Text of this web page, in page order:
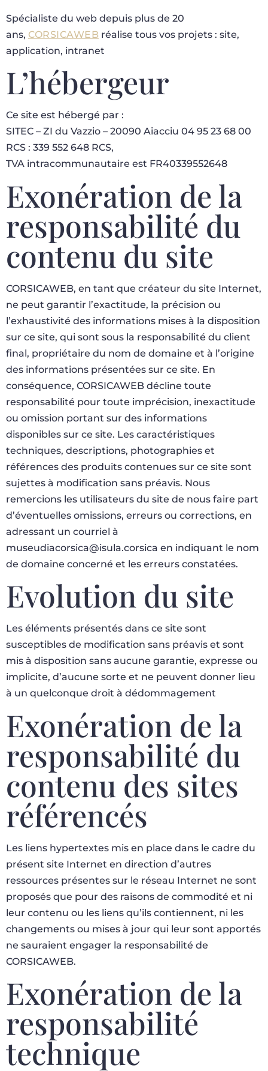
Spécialiste du web depuis plus de 20
ans, CORSICAWEB réalise tous vos projets : site,
application, intranet
L’hébergeur
Ce site est hébergé par :
SITEC – ZI du Vazzio – 20090 Aiacciu 04 95 23 68 00
RCS : 339 552 648 RCS,
TVA intracommunautaire est FR40339552648
Exonération de la
responsabilité du
contenu du site
CORSICAWEB, en tant que créateur du site Internet,
ne peut garantir l’exactitude, la précision ou
l’exhaustivité des informations mises à la disposition
sur ce site, qui sont sous la responsabilité du client
final, propriétaire du nom de domaine et à l’origine
des informations présentées sur ce site. En
conséquence, CORSICAWEB décline toute
responsabilité pour toute imprécision, inexactitude
ou omission portant sur des informations
disponibles sur ce site. Les caractéristiques
techniques, descriptions, photographies et
références des produits contenues sur ce site sont
sujettes à modification sans préavis. Nous
remercions les utilisateurs du site de nous faire part
d’éventuelles omissions, erreurs ou corrections, en
adressant un courriel à
museudiacorsica@isula.corsica en indiquant le nom
de domaine concerné et les erreurs constatées.
Evolution du site
Les éléments présentés dans ce site sont
susceptibles de modification sans préavis et sont
mis à disposition sans aucune garantie, expresse ou
implicite, d’aucune sorte et ne peuvent donner lieu
à un quelconque droit à dédommagement
Exonération de la
responsabilité du
contenu des sites
référencés
Les liens hypertextes mis en place dans le cadre du
présent site Internet en direction d’autres
ressources présentes sur le réseau Internet ne sont
proposés que pour des raisons de commodité et ni
leur contenu ou les liens qu’ils contiennent, ni les
changements ou mises à jour qui leur sont apportés
ne sauraient engager la responsabilité de
CORSICAWEB.
Exonération de la
responsabilité
technique